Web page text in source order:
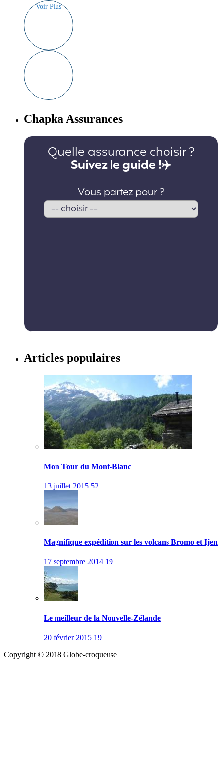
Voir Plus
Chapka Assurances
Articles populaires
Mon Tour du Mont-Blanc
13 juillet 2015 52
Magnifique expédition sur les volcans Bromo et Ijen
17 septembre 2014 19
Le meilleur de la Nouvelle-Zélande
20 février 2015 19
Copyright © 2018 Globe-croqueuse